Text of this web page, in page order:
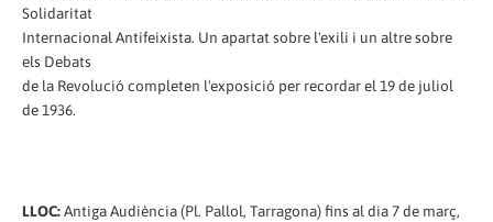
Solidaritat
Internacional Antifeixista. Un apartat sobre l'exili i un altre sobre
els Debats
de la Revolució completen l'exposició per recordar el 19 de juliol
de 1936.
LLOC:Antiga Audiència (Pl. Pallol, Tarragona) fins al dia 7 de març,